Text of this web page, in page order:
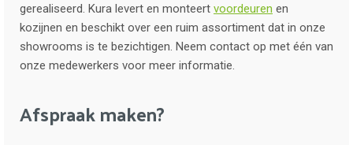
gerealiseerd. Kura levert en monteert voordeuren en
kozijnen en beschikt over een ruim assortiment dat in onze
showrooms is te bezichtigen. Neem contact op met één van
onze medewerkers voor meer informatie.
Afspraak maken?